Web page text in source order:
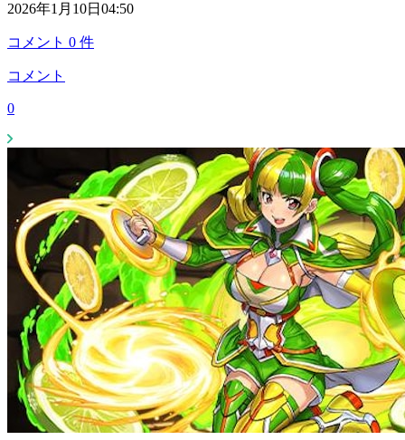
2026年1月10日04:50
コメント 0 件
コメント
0